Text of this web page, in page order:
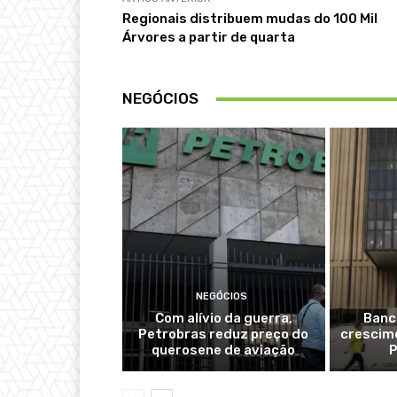
Regionais distribuem mudas do 100 Mil
Árvores a partir de quarta
NEGÓCIOS
NEGÓCIOS
Com alívio da guerra,
Petrobras reduz preço do
querosene de aviação